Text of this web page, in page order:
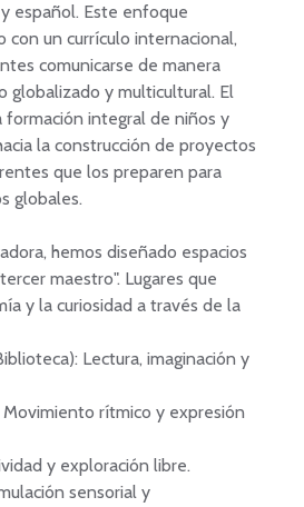
español. Este enfoque
con un currículo internacional,
comunicarse de manera
globalizado y multicultural. El
formación integral de niños y
la construcción de proyectos
que los preparen para
globales.
hemos diseñado espacios
maestro". Lugares que
y la curiosidad a través de la
Lectura, imaginación y
rítmico y expresión
y exploración libre.
sensorial y